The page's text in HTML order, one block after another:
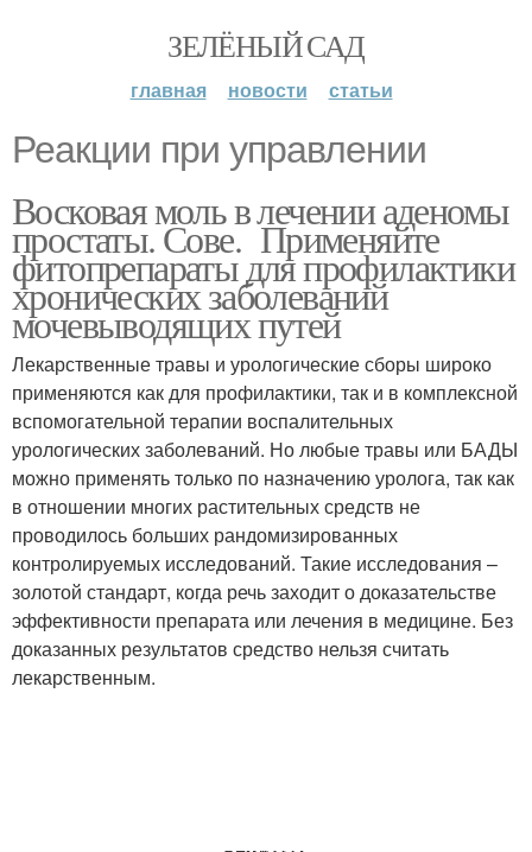
ЗЕЛЁНЫЙ САД
главная новости статьи
Реакции при управлении
Восковая моль в лечении аденомы
простаты. Сове. Применяйте
фитопрепараты для профилактики
хронических заболеваний
мочевыводящих путей
Лекарственные травы и урологические сборы широко
применяются как для профилактики, так и в комплексной
вспомогательной терапии воспалительных
урологических заболеваний. Но любые травы или БАДЫ
можно применять только по назначению уролога, так как
в отношении многих растительных средств не
проводилось больших рандомизированных
контролируемых исследований. Такие исследования –
золотой стандарт, когда речь заходит о доказательстве
эффективности препарата или лечения в медицине. Без
доказанных результатов средство нельзя считать
лекарственным.